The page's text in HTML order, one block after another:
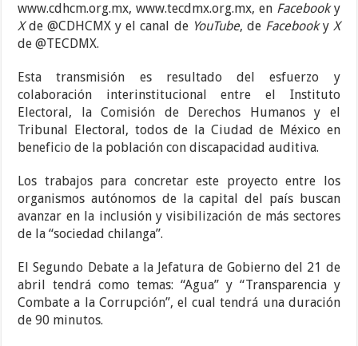
www.cdhcm.org.mx, www.tecdmx.org.mx, en Facebooky
Xde @CDHCMX y el canal de YouTube, de Facebooky X
de @TECDMX.
Esta transmisión es resultado del esfuerzo y
colaboración interinstitucional entre el Instituto
Electoral, la Comisión de Derechos Humanos y el
Tribunal Electoral, todos de la Ciudad de México en
beneficio de la población con discapacidad auditiva.
Los trabajos para concretar este proyecto entre los
organismos autónomos de la capital del país buscan
avanzar en la inclusión y visibilización de más sectores
de la “sociedad chilanga”.
El Segundo Debate a la Jefatura de Gobierno del 21 de
abril tendrá como temas: “Agua” y “Transparencia y
Combate a la Corrupción”, el cual tendrá una duración
de 90 minutos.